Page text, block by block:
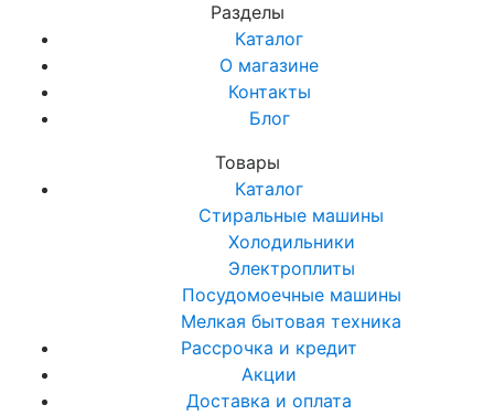
Разделы
Каталог
О магазине
Контакты
Блог
Товары
Каталог
Стиральные машины
Холодильники
Электроплиты
Посудомоечные машины
Мелкая бытовая техника
Рассрочка и кредит
Акции
Доставка и оплата